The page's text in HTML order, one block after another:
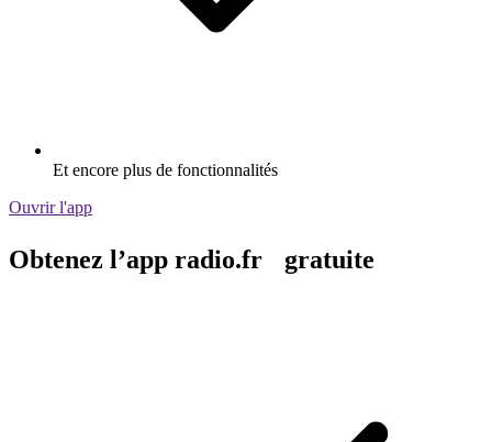
Et encore plus de fonctionnalités
Ouvrir l'app
Obtenez l’app radio.fr gratuite